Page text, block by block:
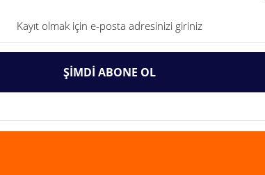
Gönder
ŞİMDİ ABONE OL